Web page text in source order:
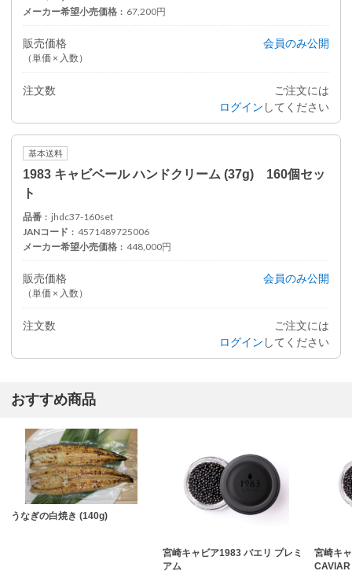
メーカー希望小売価格
67,200円
販売価格
（単価 × 入数）
会員のみ公開
注文数
ご注文には
ログイン してください
基本送料
1983 キャビベール ハンドクリーム (37g) 160個セッ
ト
品番
jhdc37-160set
JANコード
4571489725006
メーカー希望小売価格
448,000円
販売価格
（単価 × 入数）
会員のみ公開
注文数
ご注文には
ログイン してください
おすすめ商品
うなぎの白焼き (140g)
宮崎キャビア1983 バエリ プレミ
アム
宮崎キ
CAVIAR